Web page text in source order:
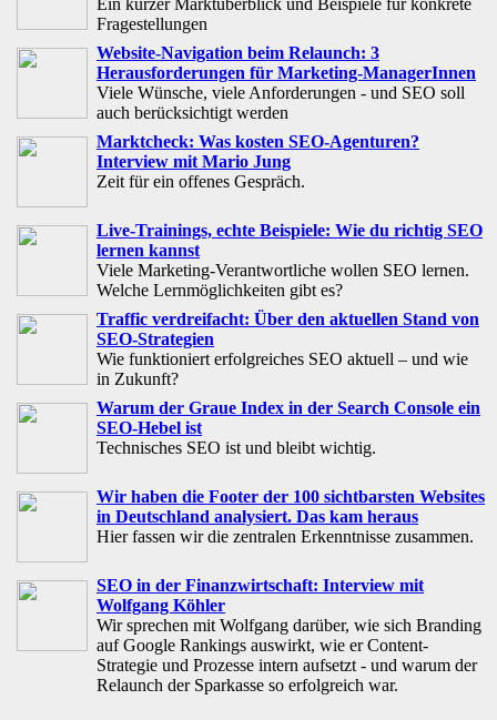
Fragestellungen
Website-Navigation beim Relaunch: 3
Herausforderungen für Marketing-ManagerInnen
Viele Wünsche, viele Anforderungen - und SEO soll
auch berücksichtigt werden
Marktcheck: Was kosten SEO-Agenturen?
Interview mit Mario Jung
Zeit für ein offenes Gespräch.
Live-Trainings, echte Beispiele: Wie du richtig SEO
lernen kannst
Viele Marketing-Verantwortliche wollen SEO lernen.
Welche Lernmöglichkeiten gibt es?
Traffic verdreifacht: Über den aktuellen Stand von
SEO-Strategien
Wie funktioniert erfolgreiches SEO aktuell – und wie
in Zukunft?
Warum der Graue Index in der Search Console ein
SEO-Hebel ist
Technisches SEO ist und bleibt wichtig.
Wir haben die Footer der 100 sichtbarsten Websites
in Deutschland analysiert. Das kam heraus
Hier fassen wir die zentralen Erkenntnisse zusammen.
SEO in der Finanzwirtschaft: Interview mit
Wolfgang Köhler
Wir sprechen mit Wolfgang darüber, wie sich Branding
auf Google Rankings auswirkt, wie er Content-
Strategie und Prozesse intern aufsetzt - und warum der
Relaunch der Sparkasse so erfolgreich war.